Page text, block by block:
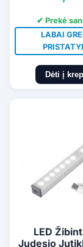
✔ Prekė
LABAI
Dėti į
LED
Judesio